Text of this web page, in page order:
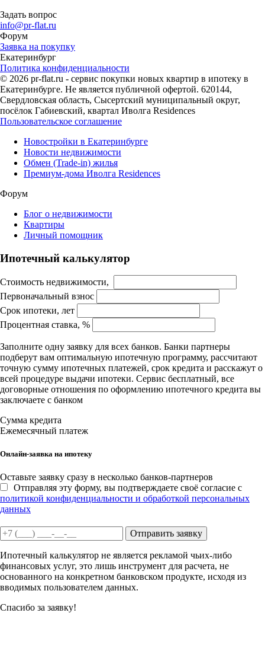
Задать вопрос
info@pr-flat.ru
Форум
Заявка на покупку
Екатеринбург
Политика конфиденциальности
© 2026 pr-flat.ru - сервис покупки новых квартир в ипотеку в
Екатеринбурге. Не является публичной офертой. 620144,
Свердловская область, Сысертский муниципальный округ,
посёлок Габиевский, квартал Иволга Residences
Пользовательское соглашение
Новостройки в Екатеринбурге
Новости недвижимости
Обмен (Trade-in) жилья
Премиум-дома Иволга Residences
Форум
Блог о недвижимости
Квартиры
Личный помощник
Ипотечный калькулятор
Стоимость недвижимости,
Первоначальный взнос
Срок ипотеки, лет
Процентная ставка, %
Заполните одну заявку для всех банков. Банки партнеры
подберут вам оптимальную ипотечную программу, рассчитают
точную сумму ипотечных платежей, срок кредита и расскажут о
всей процедуре выдачи ипотеки. Сервис бесплатный, все
договорные отношения по оформлению ипотечного кредита вы
заключаете с банком
Сумма кредита
Ежемесячный платеж
Онлайн-заявка на ипотеку
Оставьте заявку сразу в несколько банков-партнеров
Отправляя эту форму, вы подтверждаете своё согласие с
политикой конфиденциальности и обработкой персональных
данных
Отправить заявку
Ипотечный калькулятор не является рекламой чьих-либо
финансовых услуг, это лишь инструмент для расчета, не
основанного на конкретном банковском продукте, исходя из
вводимых пользователем данных.
Спасибо за заявку!